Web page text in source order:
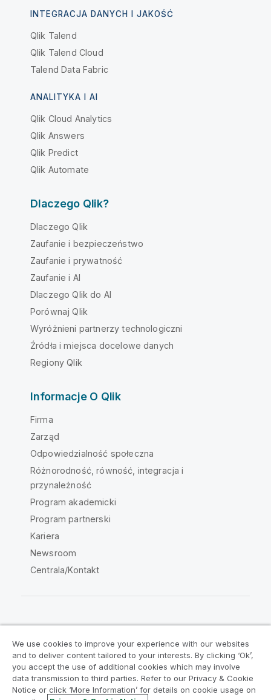
INTEGRACJA DANYCH I JAKOŚĆ
Qlik Talend
Qlik Talend Cloud
Talend Data Fabric
ANALITYKA I AI
Qlik Cloud Analytics
Qlik Answers
Qlik Predict
Qlik Automate
Dlaczego Qlik?
Dlaczego Qlik
Zaufanie i bezpieczeństwo
Zaufanie i prywatność
Zaufanie i AI
Dlaczego Qlik do AI
Porównaj Qlik
Wyróżnieni partnerzy technologiczni
Źródła i miejsca docelowe danych
Regiony Qlik
Informacje O Qlik
Firma
Zarząd
Odpowiedzialność społeczna
Różnorodność, równość, integracja i
przynależność
Program akademicki
Program partnerski
Kariera
Newsroom
Centrala/Kontakt
Umowy prawne
Warunki produktu
Legal Policies
Legal Policies
Warunki korzystania
Znaki towarowe
We use cookies to improve your experience with our websites
and to deliver content tailored to your interests. By clicking ‘Ok’,
you accept the use of additional cookies which may involve
data transmission to third parties. Refer to our Privacy & Cookie
Notice or click ‘More Information’ for details on cookie usage on